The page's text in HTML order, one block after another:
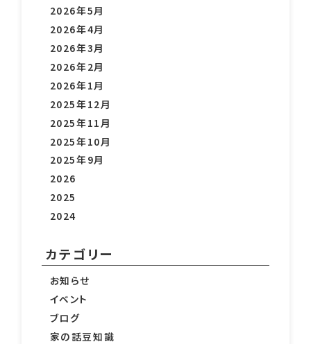
2026年5月
2026年4月
2026年3月
2026年2月
2026年1月
2025年12月
2025年11月
2025年10月
2025年9月
2026
2025
2024
カテゴリー
お知らせ
イベント
ブログ
家の話豆知識